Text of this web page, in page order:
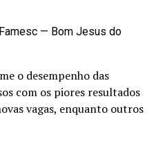
— Bom Jesus do
o desempenho das
com os piores resultados
vagas, enquanto outros